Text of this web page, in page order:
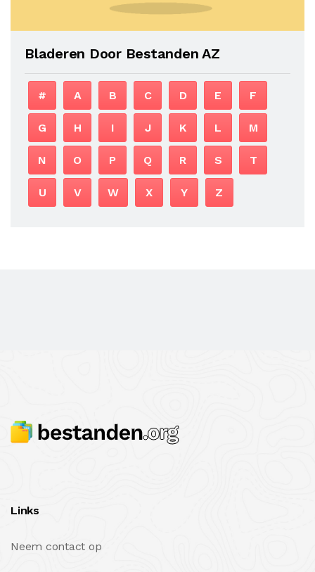
Bladeren Door Bestanden AZ
# A B C D E F
G H I J K L M
N O P Q R S T
U V W X Y Z
Links
Neem contact op